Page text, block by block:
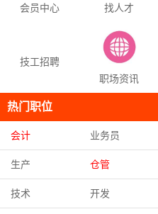
会员中心 找人才
技工招聘
职场资讯
热门职位
会计 业务员
生产 仓管
技术 开发